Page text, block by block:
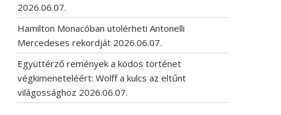
2026.06.07.
Hamilton Monacóban utolérheti Antonelli
Mercedeses rekordját 2026.06.07.
Együttérző remények a ködös történet
végkimeneteléért: Wolff a kulcs az eltűnt
világossághoz 2026.06.07.